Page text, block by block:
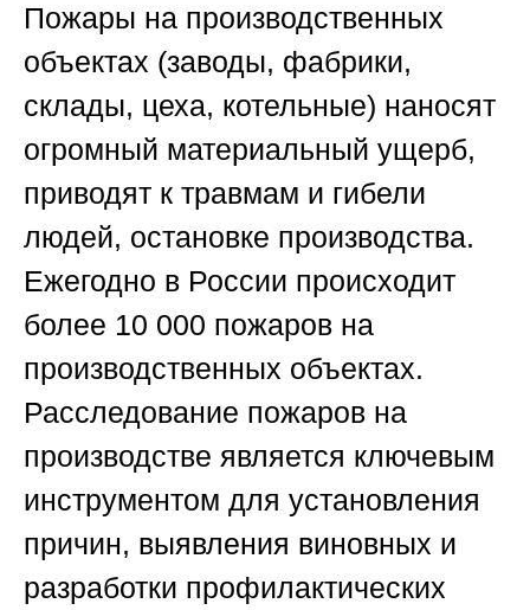
Пожары на производственных
объектах (заводы, фабрики,
склады, цеха, котельные) наносят
огромный материальный ущерб,
приводят к травмам и гибели
людей, остановке производства.
Ежегодно в России происходит
более 10 000 пожаров на
производственных объектах.
Расследование пожаров на
производстве является ключевым
инструментом для установления
причин, выявления виновных и
разработки профилактических